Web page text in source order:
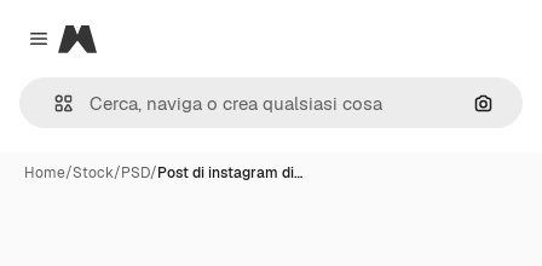
Close menu
Magnific
Cerca
Home/Stock/PSD/Post di instagram di…